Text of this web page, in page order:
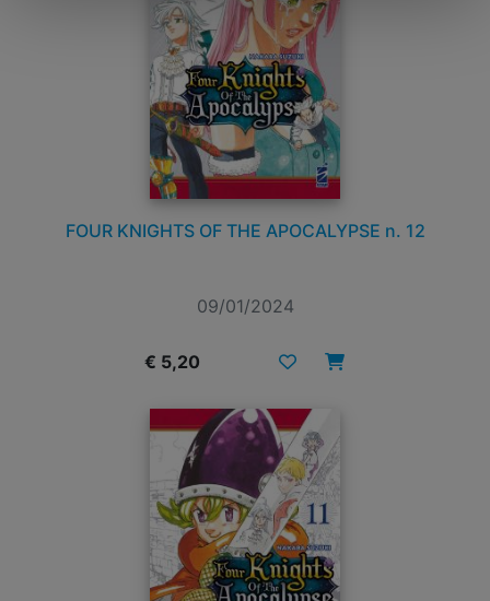
FOUR KNIGHTS OF THE APOCALYPSE n. 12
09/01/2024
€ 5,20